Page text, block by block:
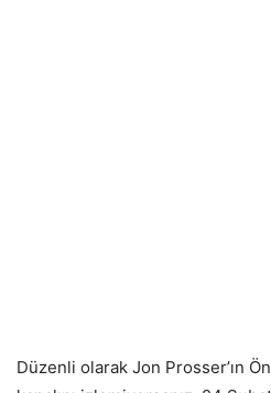
Düzenli olarak Jon Prosser’ın